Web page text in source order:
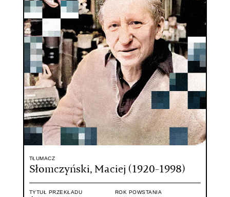
TŁUMACZ
Słomczyński, Maciej (1920-1998)
TYTUŁ PRZEKŁADU ROK POWSTANIA